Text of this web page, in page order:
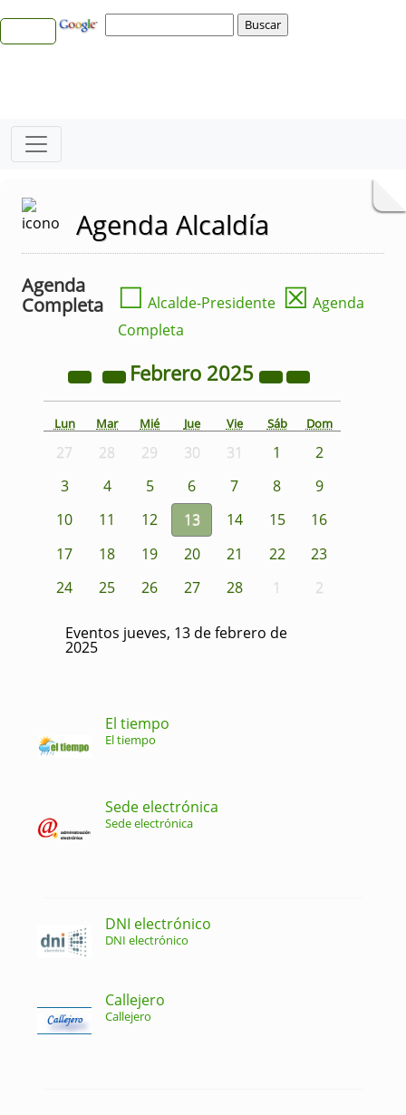
Agenda Alcaldía
Agenda
Completa
☐ Alcalde-Presidente ☒ Agenda
Completa
Febrero 2025
Lun Mar Mié Jue Vie Sáb Dom
27 28 29 30 31 1
2
3
4 5 6 7 8
9
10
11 12 13 14 15
16
17
18 19 20 21 22
23
24
25 26 27 28 1 2
Eventos jueves, 13 de febrero de
2025
El tiempo
El tiempo
Sede electrónica
Sede electrónica
DNI electrónico
DNI electrónico
Callejero
Callejero